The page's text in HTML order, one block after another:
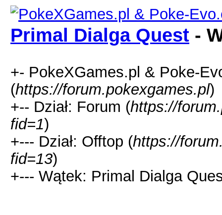
Primal Dialga Quest -
+- PokeXGames.pl & Poke-
(https://forum.pokexgames.pl)
+-- Dział: Forum (https://
fid=1)
+--- Dział: Offtop (https://
fid=13)
+--- Wątek: Primal Dialga